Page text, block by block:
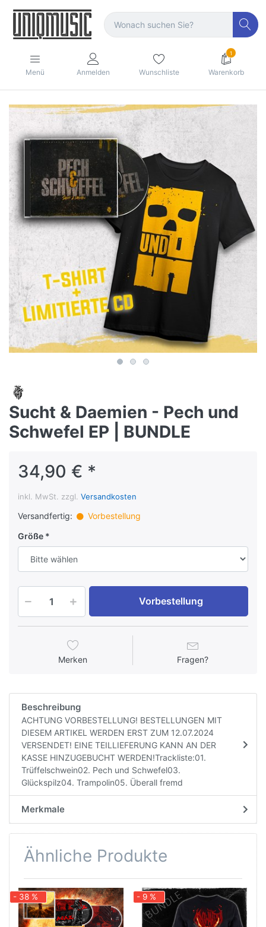
Menü Anmelden Wunschliste
1
Warenkorb
Sucht & Daemien - Pech und
Schwefel EP | BUNDLE
34,90 € *
inkl. MwSt. zzgl. Versandkosten
Versandfertig:
Vorbestellung
Größe
Vorbestellung
Merken Fragen?
Beschreibung
ACHTUNG VORBESTELLUNG! BESTELLUNGEN MIT
DIESEM ARTIKEL WERDEN ERST ZUM 12.07.2024
VERSENDET! EINE TEILLIEFERUNG KANN AN DER
KASSE HINZUGEBUCHT WERDEN!Trackliste:01.
Trüffelschwein02. Pech und Schwefel03.
Glückspilz04. Trampolin05. Überall fremd
Merkmale
Ähnliche Produkte
- 38 % - 9 %